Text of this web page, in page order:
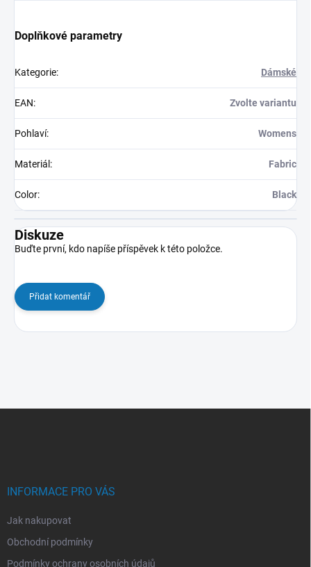
Doplňkové parametry
Kategorie: Dámské
EAN: Zvolte variantu
Pohlaví: Womens
Materiál : Fabric
Color: Black
Diskuze
Buďte první, kdo napíše příspěvek k této položce.
Přidat komentář
INFORMACE PRO VÁS
Jak nakupovat
Obchodní podmínky
Podmínky ochrany osobních údajů